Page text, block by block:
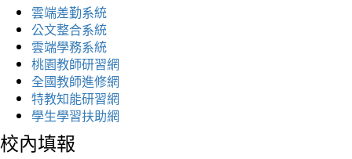
雲端差勤系統
公文整合系統
雲端學務系統
桃園教師研習網
全國教師進修網
特教知能研習網
學生學習扶助網
校內填報